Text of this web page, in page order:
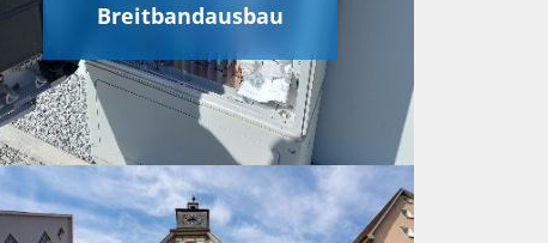
Breitbandausbau